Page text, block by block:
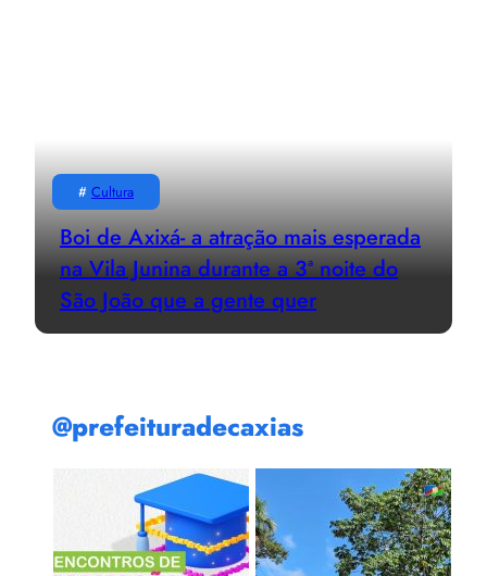
# Cultura
Boi de Axixá- a atração mais esperada
na Vila Junina durante a 3ª noite do
São João que a gente quer
@prefeituradecaxias